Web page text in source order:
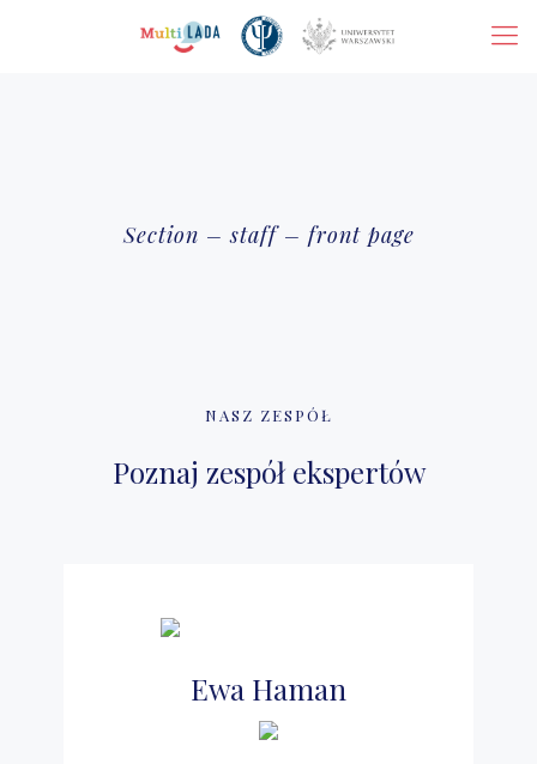
Section – staff – front page
NASZ ZESPÓŁ
Poznaj zespół ekspertów
Ewa Haman